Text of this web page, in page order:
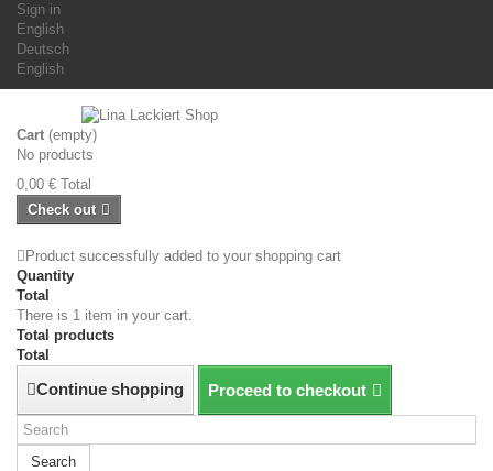
Sign in
English
Deutsch
English
Cart (empty)
No products
0,00 € Total
Check out
Product successfully added to your shopping cart
Quantity
Total
There is 1 item in your cart.
Total products
Total
Continue shopping Proceed to checkout
Search